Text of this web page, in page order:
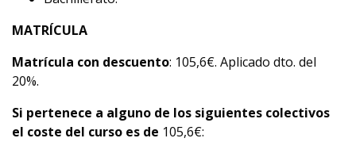
MATRÍCULA
Matrícula con descuento: 105,6€. Aplicado dto. del
20%.
Si pertenece a alguno de los siguientes colectivos
el coste del curso es de 105,6€: